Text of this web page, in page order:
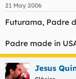
21 May 2006
Futurama, Padre
Padre made in
Jesus